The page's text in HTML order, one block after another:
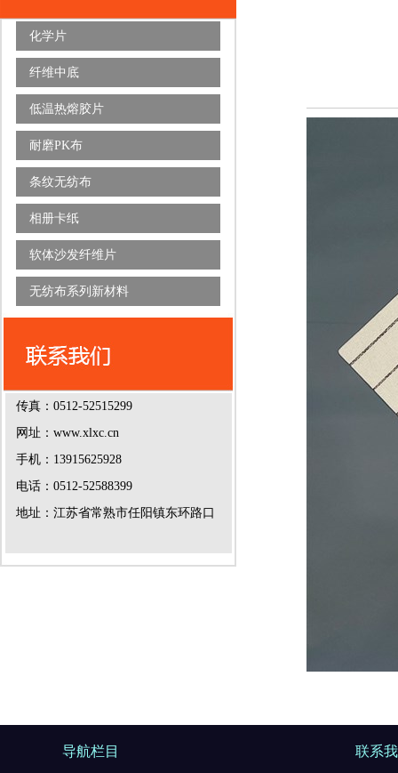
化学片
纤维中底
低温热熔胶片
耐磨PK布
条纹无纺布
相册卡纸
软体沙发纤维片
无纺布系列新材料
传真：0512-52515299
网址：www.xlxc.cn
手机：13915625928
电话：0512-52588399
地址：江苏省常熟市任阳镇东环路口
导航栏目 联系